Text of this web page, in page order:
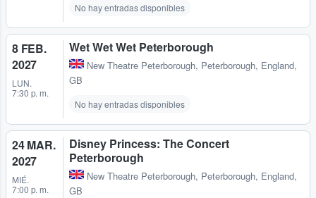
No hay entradas disponibles
8 FEB.
2027
LUN.
7:30 p. m.
Wet Wet Wet Peterborough
New Theatre Peterborough, Peterborough, England,
GB
No hay entradas disponibles
24 MAR.
2027
MIÉ.
7:00 p. m.
Disney Princess: The Concert
Peterborough
New Theatre Peterborough, Peterborough, England,
GB